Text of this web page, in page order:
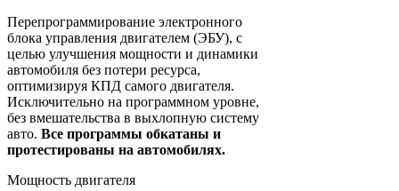
Перепрограммирование электронного
блока управления двигателем (ЭБУ), с
целью улучшения мощности и динамики
автомобиля без потери ресурса,
оптимизируя КПД самого двигателя.
Исключительно на программном уровне,
без вмешательства в выхлопную систему
авто. Все программы обкатаны и
протестированы на автомобилях.
Мощность двигателя